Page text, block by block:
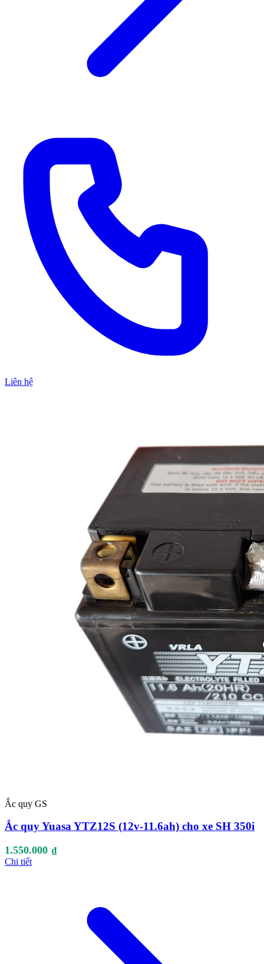
Liên hệ
Ắc quy GS
Ắc quy Yuasa YTZ12S (12v-11.6ah) cho xe SH 350i
1.550.000 ₫
Chi tiết